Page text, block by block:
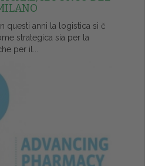
questi anni la logistica si č
strategica sia per la
per il...